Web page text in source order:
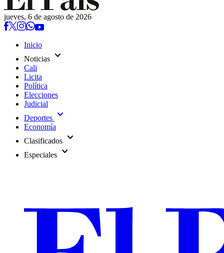
jueves, 6 de agosto de 2026
Inicio
Noticias expand_more
Cali
Licita
Política
Elecciones
Judicial
Deportes expand_more
Economía
Clasificados expand_more
Especiales expand_more